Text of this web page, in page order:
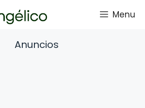
Menu
Anuncios